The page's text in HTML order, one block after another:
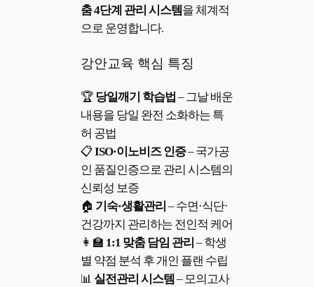
춤 4단계 관리 시스템을 체계적
으로 운영합니다.
강안교육 핵심 특징
🏆 당일깨기 학습법 – 그날 배운
내용을 당일 완전 소화하는 특
허 공법
📋ISO·이노비즈 인증– 국가공
인 품질인증으로 관리 시스템의
신뢰성 보증
🏠 기숙·생활관리 – 수면·식단·
건강까지 관리하는 전인적 케어
👩‍🏫 1:1 맞춤 담임 관리 – 학생
별 약점 분석 후 개인 플랜 수립
📊 실전관리 시스템 – 모의고사